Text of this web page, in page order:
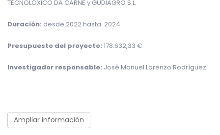
TECNOLÓXICO DA CARNE y GUDIAGRO S.L.
Duración: desde 2022 hasta 2024
Presupuesto del proyecto: 178.632,33 €.
Investigador responsable: José Manuel Lorenzo Rodríguez.
Ampliar información